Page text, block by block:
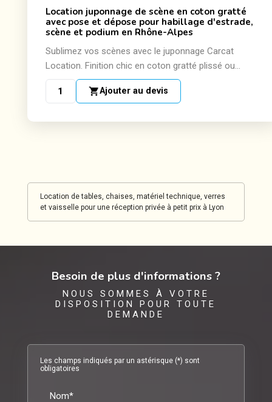
Location juponnage de scène en coton gratté
avec pose et dépose pour habillage d'estrade,
scène et podium en Rhône-Alpes
Sublimez vos scènes avec le juponnage Carcat
Location. Finition chic en coton gratté plissé ou...
shopping_cartAjouter au devis
Location de tables, chaises, matériel technique, verres
et vaisselle pour une réception privée à petit prix à Lyon
Besoin de plus d'informations ?
NOUS SOMMES À VOTRE
DISPOSITION POUR TOUTE
DEMANDE
Les champs indiqués par un astérisque (*) sont
obligatoires
Nom*